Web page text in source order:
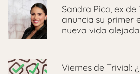
Sandra Pica, ex de
anuncia su primer
nueva vida
Viernes de Trivial: